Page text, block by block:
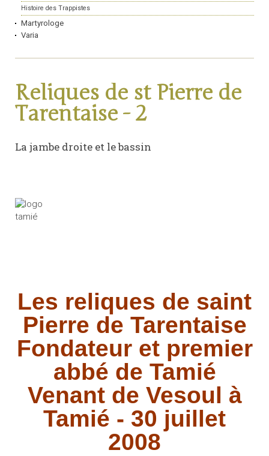
Histoire des Trappistes
Martyrologe
Varia
Reliques de st Pierre de
Tarentaise - 2
La jambe droite et le bassin
Les reliques de saint
Pierre de Tarentaise
Fondateur et premier
abbé de Tamié
Venant de Vesoul à
Tamié - 30 juillet
2008